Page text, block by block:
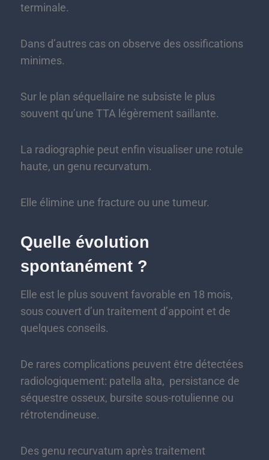
terminale.
Dans d’autres cas on observe des ossifications
minimes.
Sur le plan séquellaire ne subsiste le plus
souvent qu’une TTA légèrement saillante.
La radiographie peut enfin visualiser une rotule
haute, un genu recurvatum.
Elle élimine une fracture ou une tumeur.
Quelle évolution
spontanément ?
Elle est le plus souvent favorable en 18 mois,
sous couvert d’un traitement d’appoint et de
quelques conseils.
De rares complications peuvent être détectées
radiologiquement: patella alta, persistance de
séquestre osseux, bursite sous-rotulienne ou
rétrotendineuse.
Des genu recurvatum après traitement